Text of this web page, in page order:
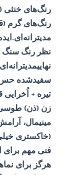
رنگ‌های خنثی
رنگ‌های گرم
نظر رنگ سنگ
سفیدشده حس
تیره +
زن (ذن)
مینیمال،
(خاکستری
هرگز برای